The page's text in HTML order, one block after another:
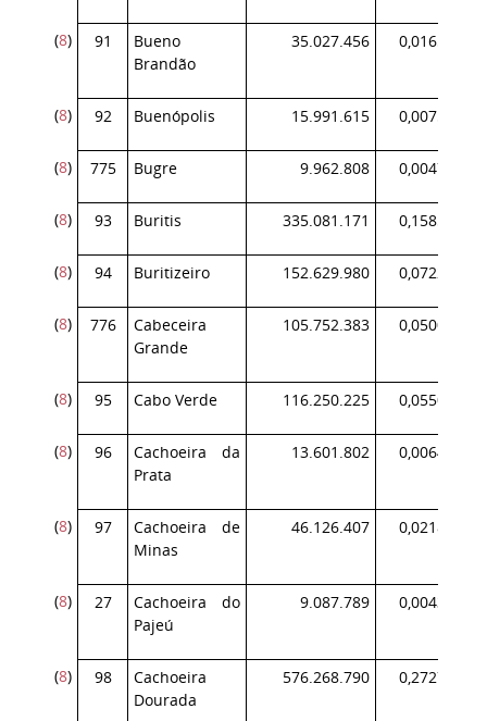
(8) 91
Bueno
Brandão
35.027.456 0,016578
(8) 92 Buenópolis 15.991.615 0,007569
(8) 775 Bugre 9.962.808 0,004715
(8) 93 Buritis 335.081.171 0,158593
(8) 94 Buritizeiro 152.629.980 0,072239
(8) 776
Cabeceira
Grande
105.752.383 0,050052
(8) 95 Cabo Verde 116.250.225 0,055021
(8) 96
Cachoeira da
Prata
13.601.802 0,006438
(8) 97
Cachoeira de
Minas
46.126.407 0,021831
(8) 27
Cachoeira do
Pajeú
9.087.789 0,004301
(8) 98
Cachoeira
Dourada
576.268.790 0,272746